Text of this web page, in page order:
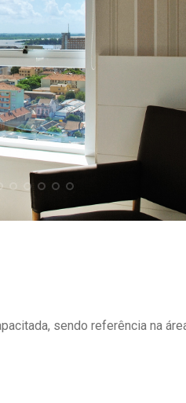
sendo referência na